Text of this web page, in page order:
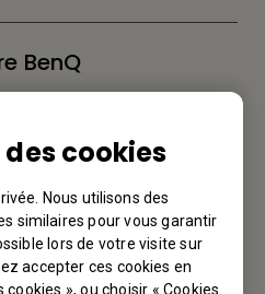
cookies
Nous utilisons des
similaires pour vous garantir
lors de votre visite sur
accepter ces cookies en
», ou choisir « Cookies
BenQ
150 Costa Mesa, CA 92626,